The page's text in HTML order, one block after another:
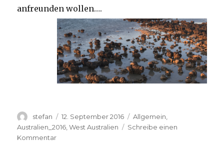
anfreunden wollen….
Autor
stefan
Veröffentlicht
am
12. September 2016 Kategorien
Allgemein
Australien_2016 ,West Australien
Schreibe einen
Kommentarzu